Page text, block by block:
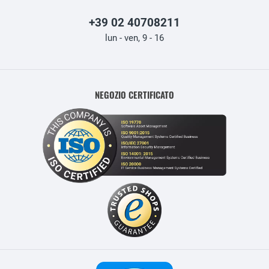
+39 02 40708211
lun - ven, 9 - 16
NEGOZIO CERTIFICATO